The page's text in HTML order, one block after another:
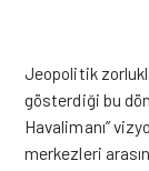
Jeopolitik
gösterdiği bu
Havalimanı”
merkezleri